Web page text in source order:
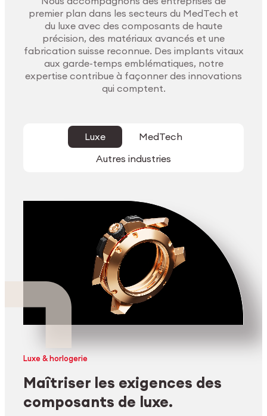
premier plan dans les secteurs du MedTech et
du luxe avec des composants de haute
précision, des matériaux avancés et une
fabrication suisse reconnue. Des implants vitaux
aux garde-temps emblématiques, notre
expertise contribue à façonner des innovations
qui comptent.
Luxe
MedTech
Autres industries
Luxe & horlogerie
Maîtriser les exigences des
composants de luxe.